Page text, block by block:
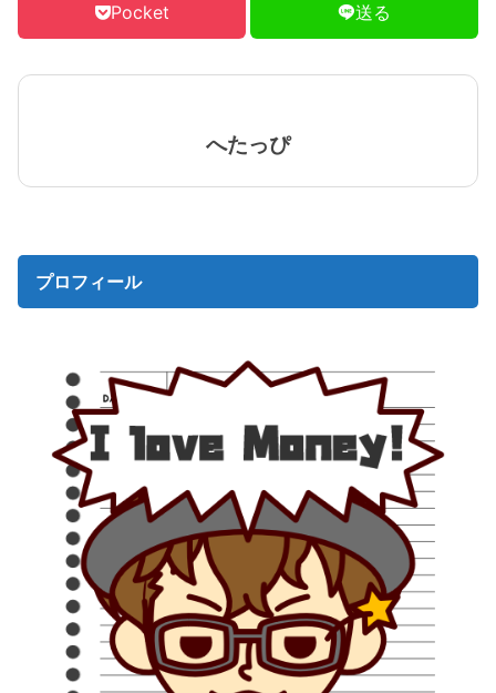
Pocket 送る
へたっぴ
プロフィール